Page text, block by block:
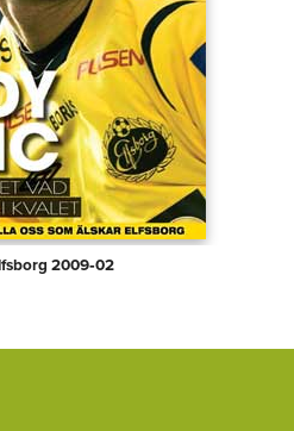
2009‑02